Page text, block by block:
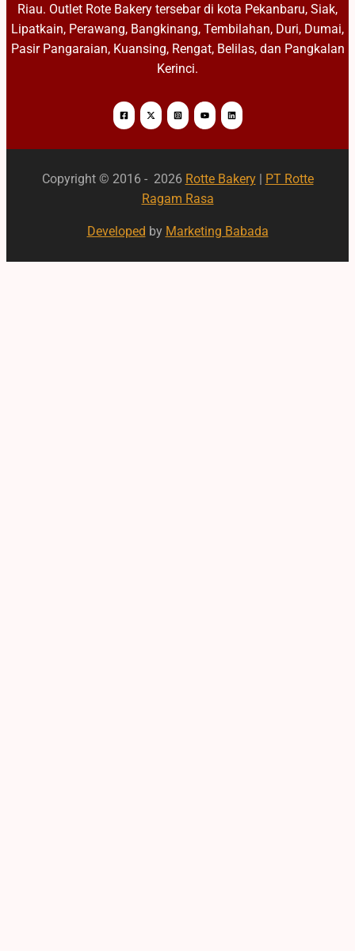
Riau. Outlet Rote Bakery tersebar di kota Pekanbaru, Siak,
Lipatkain, Perawang, Bangkinang, Tembilahan, Duri, Dumai,
Pasir Pangaraian, Kuansing, Rengat, Belilas, dan Pangkalan
Kerinci.
Copyright © 2016 - 2026 Rotte Bakery| PT Rotte
Ragam Rasa
Developed by Marketing Babada